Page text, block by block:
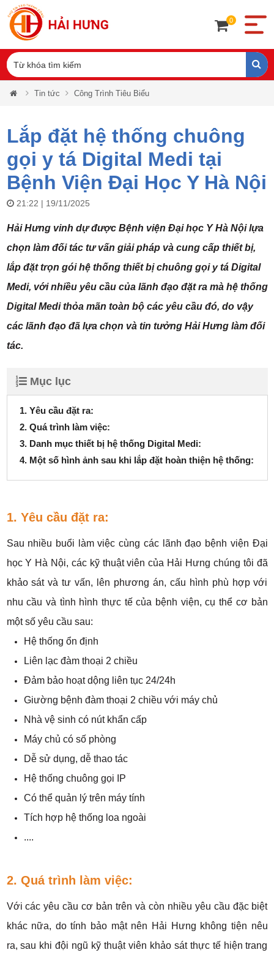
0
Tin tức Công Trình Tiêu Biểu
Lắp đặt hệ thống chuông
gọi y tá Digital Medi tại
Bệnh Viện Đại Học Y Hà Nội
21:22 | 19/11/2025
Hải Hưng vinh dự được Bệnh viện Đại học Y Hà Nội lựa
chọn làm đối tác tư vấn giải pháp và cung cấp thiết bị,
lắp đặt trọn gói hệ thống thiết bị chuông gọi y tá Digital
Medi, với nhiều yêu cầu của lãnh đạo đặt ra mà hệ thống
Digital Medi thỏa mãn toàn bộ các yêu cầu đó, do vậy
các lãnh đạo đã lựa chọn và tin tưởng Hải Hưng làm đối
tác.
Mục lục
1. Yêu cầu đặt ra:
2. Quá trình làm việc:
3. Danh mục thiết bị hệ thống Digital Medi:
4. Một số hình ảnh sau khi lắp đặt hoàn thiện hệ thống:
1. Yêu cầu đặt ra:
Sau nhiều buổi làm việc cùng các lãnh đạo bệnh viện Đại
học Y Hà Nội, các kỹ thuật viên của Hải Hưng chúng tôi đã
khảo sát và tư vấn, lên phương án, cấu hình phù hợp với
nhu cầu và tình hình thực tế của bệnh viện, cụ thể cơ bản
một số yêu cầu sau:
Hệ thống ổn định
Liên lạc đàm thoại 2 chiều
Đảm bảo hoạt dộng liên tục 24/24h
Giường bệnh đàm thoại 2 chiều với máy chủ
Nhà vệ sinh có nút khẩn cấp
Máy chủ có số phòng
Dễ sử dụng, dễ thao tác
Hệ thống chuông gọi IP
Có thể quản lý trên máy tính
Tích hợp hệ thống loa ngoài
....
2. Quá trình làm việc:
Với các yêu cầu cơ bản trên và còn nhiều yêu cầu đặc biệt
khác nữa, do tính bảo mật nên Hải Hưng không tiện nêu
ra, sau khi đội ngũ kỹ thuật viên khảo sát thực tế hiện trang